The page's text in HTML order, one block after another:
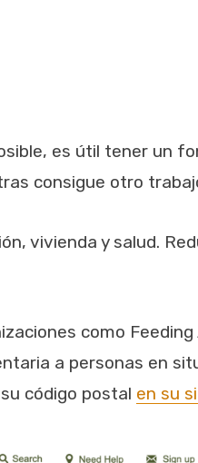
es útil tener un
consigue otro
vivienda y salud.
como
a personas en
código postal en su